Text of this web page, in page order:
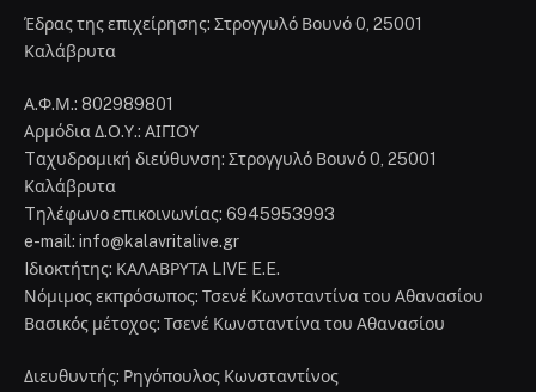
Έδρας της επιχείρησης: Στρογγυλό Βουνό 0, 25001
Καλάβρυτα
Α.Φ.Μ.: 802989801
Αρμόδια Δ.Ο.Υ.: ΑΙΓΙΟΥ
Tαχυδρομική διεύθυνση: Στρογγυλό Βουνό 0, 25001
Καλάβρυτα
Tηλέφωνο επικοινωνίας: 6945953993
e-mail: info@kalavritalive.gr
Iδιοκτήτης: ΚΑΛΑΒΡΥΤΑ LIVE E.E.
Νόμιμος εκπρόσωπος: Τσενέ Κωνσταντίνα του Αθανασίου
Βασικός μέτοχος: Τσενέ Κωνσταντίνα του Αθανασίου
Διευθυντής: Ρηγόπουλος Κωνσταντίνος